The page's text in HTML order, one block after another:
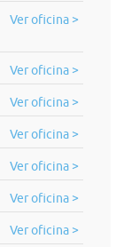
Ver oficina >
Ver oficina >
Ver oficina >
Ver oficina >
Ver oficina >
Ver oficina >
Ver oficina >